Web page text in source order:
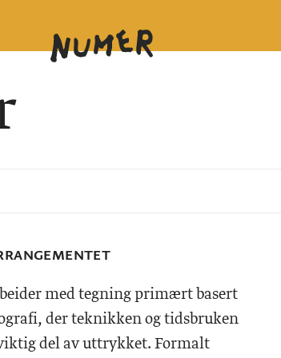
med tegning primært basert
der teknikken og tidsbruken
del av uttrykket. Formalt